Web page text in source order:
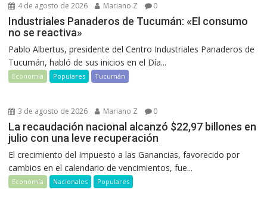
4 de agosto de 2026 Mariano Z 0
Industriales Panaderos de Tucumán: «El consumo
no se reactiva»
Pablo Albertus, presidente del Centro Industriales Panaderos de
Tucumán, habló de sus inicios en el Día...
Economía Populares Tucumán
3 de agosto de 2026 Mariano Z 0
La recaudación nacional alcanzó $22,97 billones en
julio con una leve recuperación
El crecimiento del Impuesto a las Ganancias, favorecido por
cambios en el calendario de vencimientos, fue...
Economía Nacionales Populares